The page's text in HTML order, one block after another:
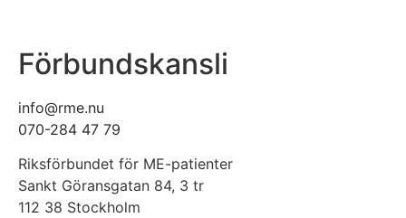
Förbundskansli
info@rme.nu
070-284 47 79
Riksförbundet för ME-patienter
Sankt Göransgatan 84, 3 tr
112 38 Stockholm